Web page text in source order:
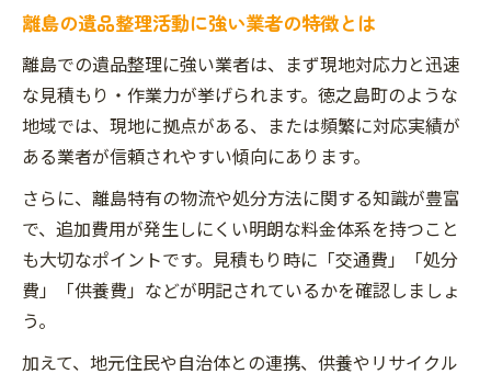
離島の遺品整理活動に強い業者の特徴とは
離島での遺品整理に強い業者は、まず現地対応力と迅速
な見積もり・作業力が挙げられます。徳之島町のような
地域では、現地に拠点がある、または頻繁に対応実績が
ある業者が信頼されやすい傾向にあります。
さらに、離島特有の物流や処分方法に関する知識が豊富
で、追加費用が発生しにくい明朗な料金体系を持つこと
も大切なポイントです。見積もり時に「交通費」「処分
費」「供養費」などが明記されているかを確認しましょ
う。
加えて、地元住民や自治体との連携、供養やリサイクル